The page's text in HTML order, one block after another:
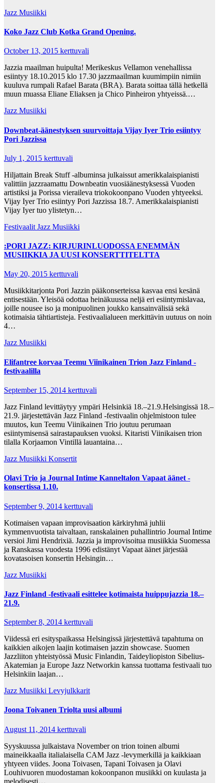
Jazz Musiikki
Koko Jazz Club Kotka Grand Opening.
October 13, 2015 kerttuvali
Jazzia maailman huipulta! Merikeskus Vellamon venehallissa
esiintyy 18.10.2015 klo 17.30 jazzmaailman kuumimpiin nimiin
kuuluva rumpali Rafael Barata (BRA). Barata soittaa tällä hetkellä
muun muassa Eliane Eliaksen ja Chico Pinheiron yhtyeissä.…
Jazz Musiikki
Downbeat-äänestyksen suurvoittaja Vijay Iyer Trio esiintyy
Pori Jazzissa
July 1, 2015 kerttuvali
Hiljattain Break Stuff -albuminsa julkaissut amerikkalaispianisti
valittiin jazzraamattu Downbeatin vuosiäänestyksessä Vuoden
artistiksi ja Porissa vieraileva triokokoonpano Vuoden yhtyeeksi.
Vijay Iyer Trio esiintyy Pori Jazzissa 18.7. Amerikkalaispianisti
Vijay Iyer tuo ylistetyn…
Festivaalit Jazz Musiikki
:PORI JAZZ: KIRJURINLUODOSSA ENEMMÄN
MUSIIKKIA JA UUSI KONSERTTITELTTA
May 20, 2015 kerttuvali
Musiikkitarjonta Pori Jazzin pääkonserteissa kasvaa ensi kesänä
entisestään. Yleisöä odottaa heinäkuussa neljä eri esiintymislavaa,
joille nousee iso ja monipuolinen joukko kansainvälisiä sekä
kotimaisia tähtiartisteja. Festivaalialueen merkittävin uutuus on noin
4…
Jazz Musiikki
Elifantree korvaa Teemu Viinikainen Trion Jazz Finland -
festivaalilla
September 15, 2014 kerttuvali
Jazz Finland levittäytyy ympäri Helsinkiä 18.–21.9.Helsingissä 18.–
21.9. järjestettävän Jazz Finland -festivaalin ohjelmistoon tulee
muutos, kun Teemu Viinikainen Trio joutuu perumaan
esiintymisensä sairastapauksen vuoksi. Kitaristi Viinikaisen trion
tilalla Korjaamon Vintillä lauantaina…
Jazz Musiikki Konsertit
Olavi Trio ja Journal Intime Kanneltalon Vapaat äänet -
konsertissa 1.10.
September 9, 2014 kerttuvali
Kotimaisen vapaan improvisaation kärkiryhmä juhlii
kymmenvuotista taivaltaan, ranskalainen puhallintrio Journal Intime
versioi Jimi Hendrixiä. Jazzia ja improvisoitua musiikkia Suomessa
ja Ranskassa vuodesta 1996 edistänyt Vapaat äänet järjestää
kovatasoisen konsertin Helsingin…
Jazz Musiikki
Jazz Finland -festivaali esittelee kotimaista huippujazzia 18.–
21.9.
September 8, 2014 kerttuvali
Viidessä eri esityspaikassa Helsingissä järjestettävä tapahtuma on
kaikkien aikojen laajin kotimaisen jazzin showcase. Suomen
Jazzliiton yhteistyössä Music Finlandin, Taideyliopiston Sibelius-
Akatemian ja Europe Jazz Networkin kanssa tuottama festivaali tuo
Helsinkiin laajan…
Jazz Musiikki Levyjulkkarit
Joona Toivanen Triolta uusi albumi
August 11, 2014 kerttuvali
Syyskuussa julkaistava November on trion toinen albumi
maineikkaalla italialaisella CAM Jazz -levymerkillä ja kaikkiaan
yhtyeen viides. Joona Toivasen, Tapani Toivasen ja Olavi
Louhivuoren muodostaman kokoonpanon musiikki on kuulasta ja
melodisesti…